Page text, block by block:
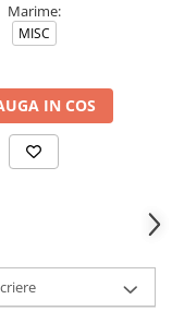
Marime:
MISC
IN COS